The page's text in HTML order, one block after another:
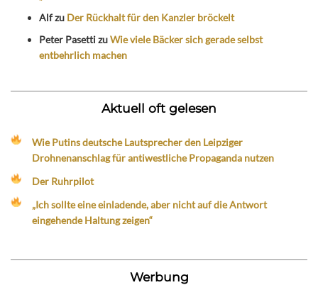
Alfzu Der Rückhalt für den Kanzler bröckelt
Peter PasettizuWie viele Bäcker sich gerade selbst
entbehrlich machen
Aktuell oft gelesen
Wie Putins deutsche Lautsprecher den Leipziger
Drohnenanschlag für antiwestliche Propaganda nutzen
Der Ruhrpilot
„Ich sollte eine einladende, aber nicht auf die Antwort
eingehende Haltung zeigen“
Werbung